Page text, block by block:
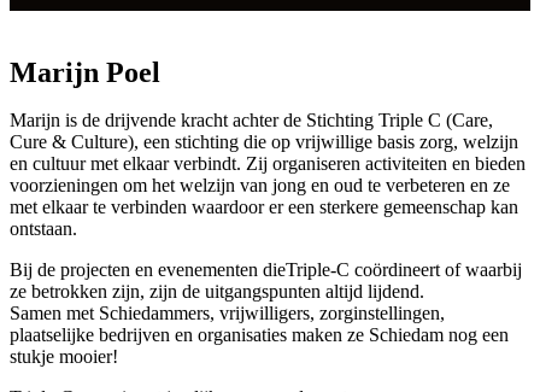
Marijn Poel
Marijn is de drijvende kracht achter de Stichting Triple C (Care,
Cure & Culture), een stichting die op vrijwillige basis zorg, welzijn
en cultuur met elkaar verbindt. Zij organiseren activiteiten en bieden
voorzieningen om het welzijn van jong en oud te verbeteren en ze
met elkaar te verbinden waardoor er een sterkere gemeenschap kan
ontstaan.
Bij de projecten en evenementen dieTriple-C coördineert of waarbij
ze betrokken zijn, zijn de uitgangspunten altijd lijdend.
Samen met Schiedammers, vrijwilligers, zorginstellingen,
plaatselijke bedrijven en organisaties maken ze Schiedam nog een
stukje mooier!